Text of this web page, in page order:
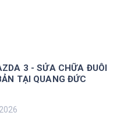
3 - SỬA CHỮA ĐUÔI
TẠI QUANG ĐỨC